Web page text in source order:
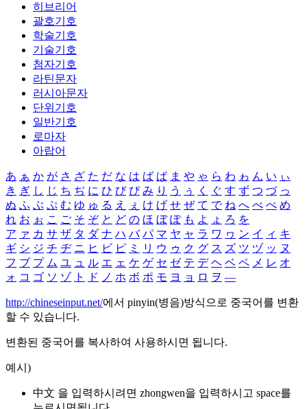
히브리어
괄호기호
학술기호
기술기호
첨자기호
라틴문자
러시아문자
단위기호
일반기호
로마자
아랍어
あ ぁ か が さ ざ た だ な は ば ぱ ま や ゃ ら わ ゎ ん い ぃ
き ぎ し じ ち ぢ に ひ び ぴ み り う ぅ く ぐ す ず つ づ っ
ぬ ふ ぶ ぷ む ゆ ゅ る え ぇ け げ せ ぜ て で ね へ べ ぺ め
れ お ぉ こ ご そ ぞ と ど の ほ ぼ ぽ も よ ょ ろ を
ア ァ カ サ ザ タ ダ ナ ハ バ パ マ ヤ ャ ラ ワ ヮ ン イ ィ キ
ギ シ ジ チ ヂ ニ ヒ ビ ピ ミ リ ウ ゥ ク グ ス ズ ツ ヅ ッ ヌ
フ ブ プ ム ユ ュ ル エ ェ ケ ゲ セ ゼ テ デ ヘ ベ ペ メ レ オ
ォ コ ゴ ソ ゾ ト ド ノ ホ ボ ポ モ ヨ ョ ロ ヲ ―
http://chineseinput.net/에서 pinyin(병음)방식으로 중국어를 변환
할 수 있습니다.
변환된 중국어를 복사하여 사용하시면 됩니다.
예시)
中文 을 입력하시려면 zhongwen을 입력하시고 space를